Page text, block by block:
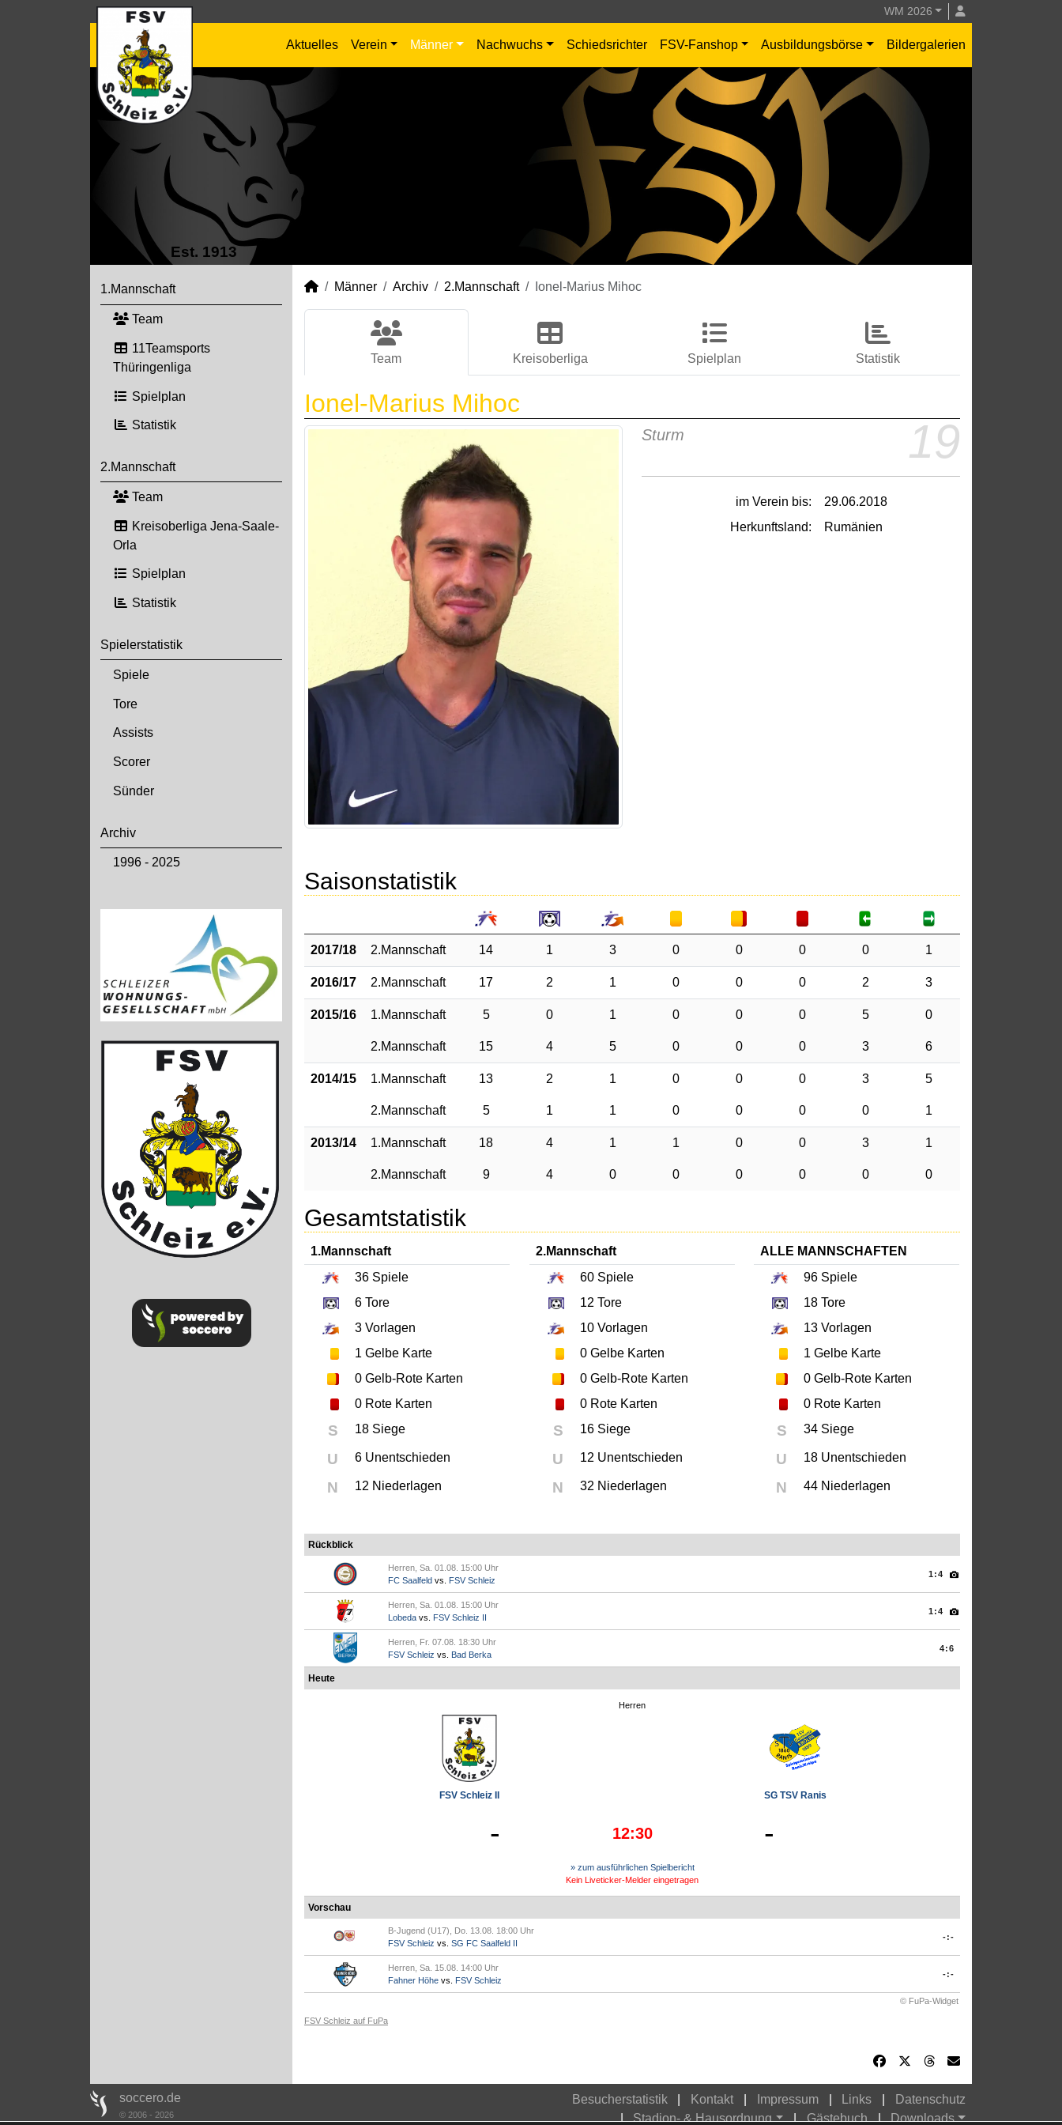
WM 2026
Aktuelles Verein Männer Nachwuchs Schiedsrichter FSV-Fanshop Ausbildungsbörse Bildergalerien
Est. 1913
1.Mannschaft
Team
11Teamsports
Thüringenliga
Spielplan
Statistik
2.Mannschaft
Team
Kreisoberliga Jena-Saale-
Orla
Spielplan
Statistik
Spielerstatistik
Spiele
Tore
Assists
Scorer
Sünder
Archiv
1996 - 2025
Männer Archiv 2.Mannschaft Ionel-Marius Mihoc
Team Kreisoberliga Spielplan Statistik
Ionel-Marius Mihoc
19
Sturm
im Verein bis:
29.06.2018
Herkunftsland:
Rumänien
Saisonstatistik
2017/18 2.Mannschaft 14 1 3 0 0 0 0 1
2016/17 2.Mannschaft 17 2 1 0 0 0 2 3
2015/16 1.Mannschaft 5 0 1 0 0 0 5 0
2.Mannschaft 15 4 5 0 0 0 3 6
2014/15 1.Mannschaft 13 2 1 0 0 0 3 5
2.Mannschaft 5 1 1 0 0 0 0 1
2013/14 1.Mannschaft 18 4 1 1 0 0 3 1
2.Mannschaft 9 4 0 0 0 0 0 0
Gesamtstatistik
1.Mannschaft
36 Spiele
6 Tore
3 Vorlagen
1 Gelbe Karte
0 Gelb-Rote Karten
0 Rote Karten
S 18 Siege
U 6 Unentschieden
N 12 Niederlagen
2.Mannschaft
60Spiele
12 Tore
10Vorlagen
0Gelbe Karten
0Gelb-Rote Karten
0Rote Karten
S 16 Siege
U 12 Unentschieden
N 32 Niederlagen
ALLE MANNSCHAFTEN
96 Spiele
18 Tore
13 Vorlagen
1 Gelbe Karte
0 Gelb-Rote Karten
0 Rote Karten
S 34 Siege
U 18 Unentschieden
N 44 Niederlagen
Rückblick
Herren, Sa. 01.08. 15:00 Uhr
FC Saalfeld vs. FSV Schleiz
1:4
Herren, Sa. 01.08. 15:00 Uhr
Lobeda vs. FSV Schleiz II
1:4
Herren, Fr. 07.08. 18:30 Uhr
FSV Schleiz vs. Bad Berka
4:6
Heute
Herren
FSV Schleiz II SG TSV Ranis
- 12:30 -
» zum ausführlichen Spielbericht
Kein Liveticker-Melder eingetragen
Vorschau
B-Jugend (U17), Do. 13.08. 18:00 Uhr
FSV Schleiz vs. SG FC Saalfeld II
-:-
Herren, Sa. 15.08. 14:00 Uhr
Fahner Höhe vs. FSV Schleiz
-:-
© FuPa-Widget
FSV Schleiz auf FuPa
soccero.de
© 2006 - 2026
Besucherstatistik Kontakt Impressum Links
Datenschutz
Stadion- & Hausordnung
Gästebuch Downloads